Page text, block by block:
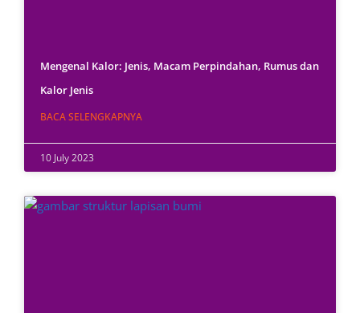
Mengenal Kalor: Jenis, Macam Perpindahan, Rumus dan
Kalor Jenis
BACA SELENGKAPNYA
10 July 2023